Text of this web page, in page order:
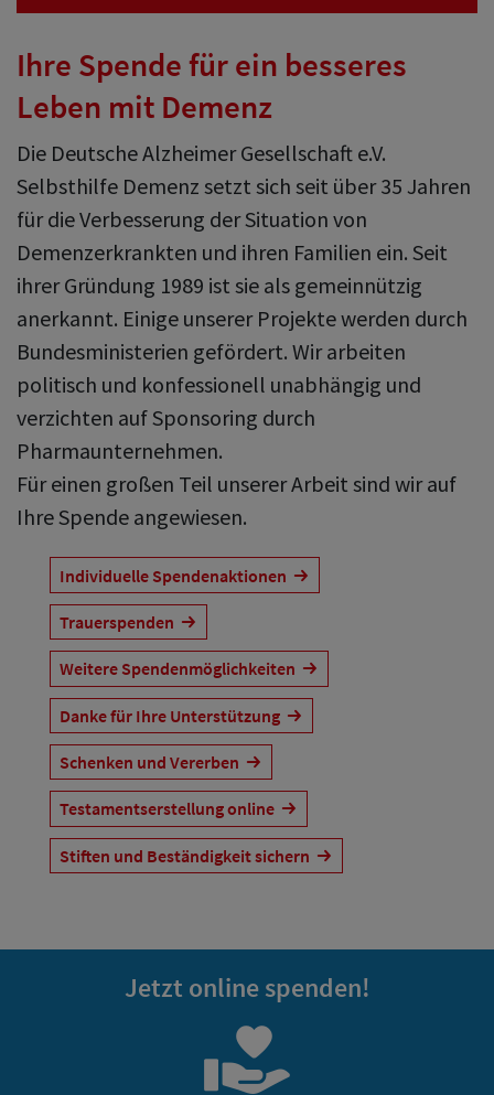
Ihre Spende für ein besseres
Leben mit Demenz
Die Deutsche Alzheimer Gesellschaft e.V.
Selbsthilfe Demenz setzt sich seit über 35 Jahren
für die Verbesserung der Situation von
Demenzerkrankten und ihren Familien ein. Seit
ihrer Gründung 1989 ist sie als gemeinnützig
anerkannt. Einige unserer Projekte werden durch
Bundesministerien gefördert. Wir arbeiten
politisch und konfessionell unabhängig und
verzichten auf Sponsoring durch
Pharmaunternehmen.
Für einen großen Teil unserer Arbeit sind wir auf
Ihre Spende angewiesen.
Individuelle Spendenaktionen
Trauerspenden
Weitere Spendenmöglichkeiten
Danke für Ihre Unterstützung
Schenken und Vererben
Testamentserstellung online
Stiften und Beständigkeit sichern
Jetzt online spenden!